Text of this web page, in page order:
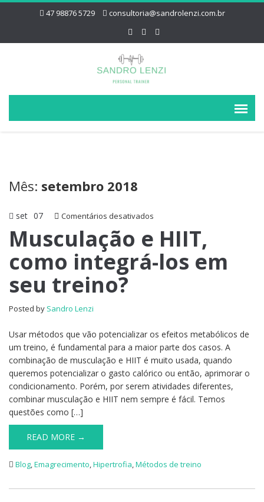
47 98876 5729 consultoria@sandrolenzi.com.br
Mês: setembro 2018
set 07 Comentários desativados
HIIT,
como
Musculação e HIIT,
como integrá-los em
seu treino?
Posted by Sandro Lenzi
Usar métodos que vão potencializar os efeitos metabólicos de
um treino, é fundamental para a maior parte dos casos. A
combinação de musculação e HIIT é muito usada, quando
queremos potencializar o gasto calórico ou então, aprimorar o
condicionamento. Porém, por serem atividades diferentes,
combinar musculação e HIIT nem sempre é fácil. Temos
questões como […]
READ MORE →
Blog,Emagrecimento,Hipertrofia,Métodos de treino